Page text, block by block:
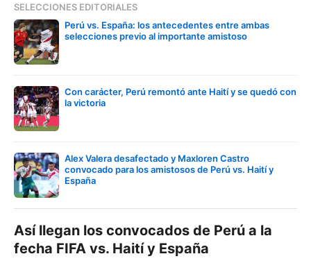
SELECCIONES EDITORIALES
Perú vs. España: los antecedentes entre ambas
selecciones previo al importante amistoso
Con carácter, Perú remontó ante Haití y se quedó con
la victoria
Alex Valera desafectado y Maxloren Castro
convocado para los amistosos de Perú vs. Haití y
España
Así llegan los convocados de Perú a la
fecha FIFA vs. Haití y España